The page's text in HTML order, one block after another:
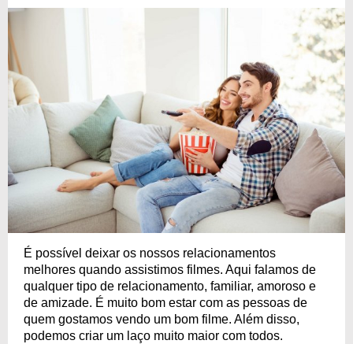
É possível deixar os nossos relacionamentos
melhores quando assistimos filmes. Aqui falamos de
qualquer tipo de relacionamento, familiar, amoroso e
de amizade. É muito bom estar com as pessoas de
quem gostamos vendo um bom filme. Além disso,
podemos criar um laço muito maior com todos.